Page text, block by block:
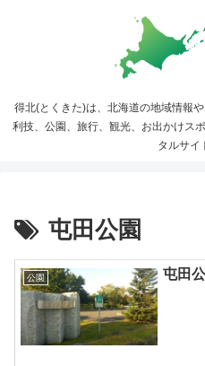
得北(とくきた)は、北海道の地域情報
利技、公園、旅行、観光、お出かけス
タルサイ
屯田公園
公園 屯田